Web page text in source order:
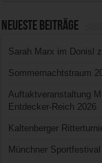
Neueste Beiträge
Sarah Marx im Donisl
Sommernachtstraum
Auftaktveranstaltung
Entdecker-Reich 2026
Kaltenberger
Münchner